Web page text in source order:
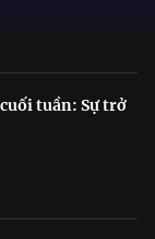
tuần: Sự trở